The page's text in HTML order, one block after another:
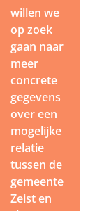
willen we
op zoek
gaan naar
meer
concrete
gegevens
over een
mogelijke
relatie
tussen de
gemeente
Zeist en